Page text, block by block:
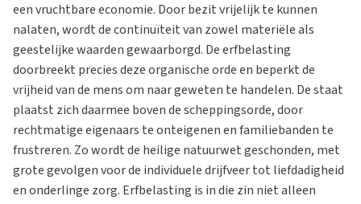
een vruchtbare economie. Door bezit vrijelijk te kunnen
nalaten, wordt de continuïteit van zowel materiële als
geestelijke waarden gewaarborgd. De erfbelasting
doorbreekt precies deze organische orde en beperkt de
vrijheid van de mens om naar geweten te handelen. De staat
plaatst zich daarmee boven de scheppingsorde, door
rechtmatige eigenaars te onteigenen en familiebanden te
frustreren. Zo wordt de heilige natuurwet geschonden, met
grote gevolgen voor de individuele drijfveer tot liefdadigheid
en onderlinge zorg. Erfbelasting is in die zin niet alleen